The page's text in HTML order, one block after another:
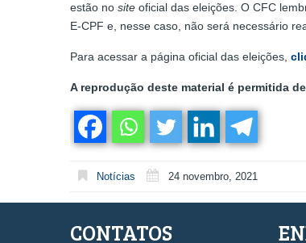
estão no site oficial das eleições. O CFC
E-CPF e, nesse caso, não será necessário
Para acessar a página oficial das eleições,
A reprodução deste material é permitida
Notícias 24 novembro, 2021
CONTATOS